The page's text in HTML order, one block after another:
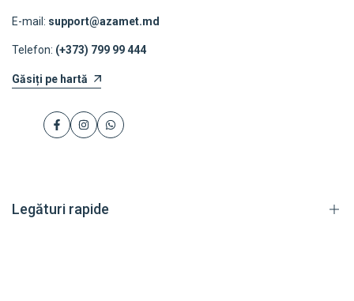
E-mail: support@azamet.md
Telefon: (+373) 799 99 444
Găsiți pe hartă
FacebookInstagramWhatsApp
Legături rapide